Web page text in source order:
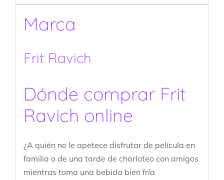
Marca
Frit Ravich
Dónde comprar Frit
Ravich online
¿A quién no le apetece disfrutar de película en
familia o de una tarde de charloteo con amigos
mientras toma una bebida bien fría